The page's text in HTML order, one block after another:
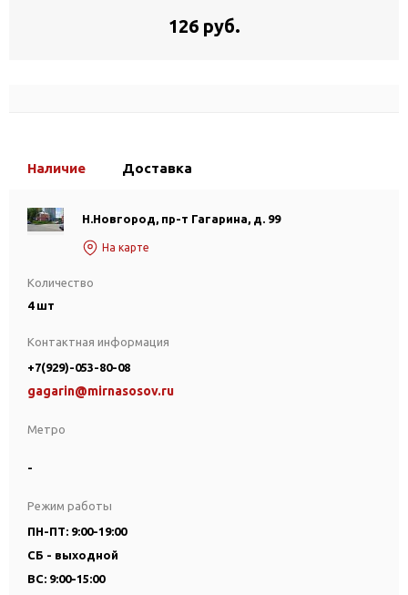
126 руб.
Наличие Доставка
Н.Новгород, пр-т Гагарина, д. 99
На карте
Количество
4 шт
Метро
-
Контактная информация
+7(929)-053-80-08
gagarin@mirnasosov.ru
Режим работы
ПН-ПТ: 9:00-19:00
СБ - выходной
ВС: 9:00-15:00